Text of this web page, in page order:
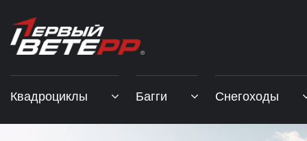
Квадроциклы Багги Снегоходы